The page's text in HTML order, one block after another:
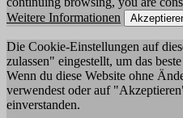
Weitere Informationen
Die Cookie-Einstellungen auf
zulassen" eingestellt, um das
Wenn du diese Website ohne
verwendest oder auf
einverstanden.